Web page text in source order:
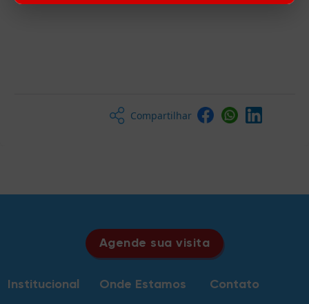
Compartilhar
Institucional Onde Estamos Contato
Agende sua visita